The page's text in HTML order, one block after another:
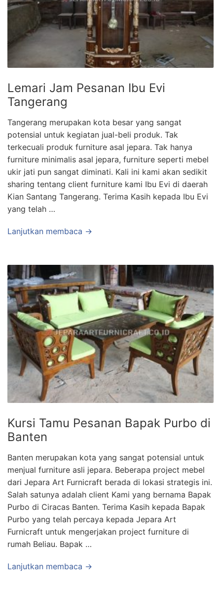
Lemari Jam Pesanan Ibu Evi
Tangerang
Tangerang merupakan kota besar yang sangat
potensial untuk kegiatan jual-beli produk. Tak
terkecuali produk furniture asal jepara. Tak hanya
furniture minimalis asal jepara, furniture seperti mebel
ukir jati pun sangat diminati. Kali ini kami akan sedikit
sharing tentang client furniture kami Ibu Evi di daerah
Kian Santang Tangerang. Terima Kasih kepada Ibu Evi
yang telah …
Lanjutkan membaca →
Kursi Tamu Pesanan Bapak Purbo di
Banten
Banten merupakan kota yang sangat potensial untuk
menjual furniture asli jepara. Beberapa project mebel
dari Jepara Art Furnicraft berada di lokasi strategis ini.
Salah satunya adalah client Kami yang bernama Bapak
Purbo di Ciracas Banten. Terima Kasih kepada Bapak
Purbo yang telah percaya kepada Jepara Art
Furnicraft untuk mengerjakan project furniture di
rumah Beliau. Bapak …
Lanjutkan membaca →